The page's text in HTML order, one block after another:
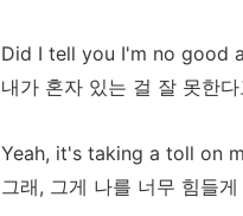
Did I tell you I'm no good
내가 혼자 있는 걸 잘 못한
Yeah, it's taking a toll on
그래, 그게 나를 너무 힘들